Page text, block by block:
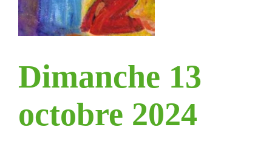
Dimanche 13
octobre 2024